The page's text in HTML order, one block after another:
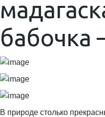
бабочка
В природе столько